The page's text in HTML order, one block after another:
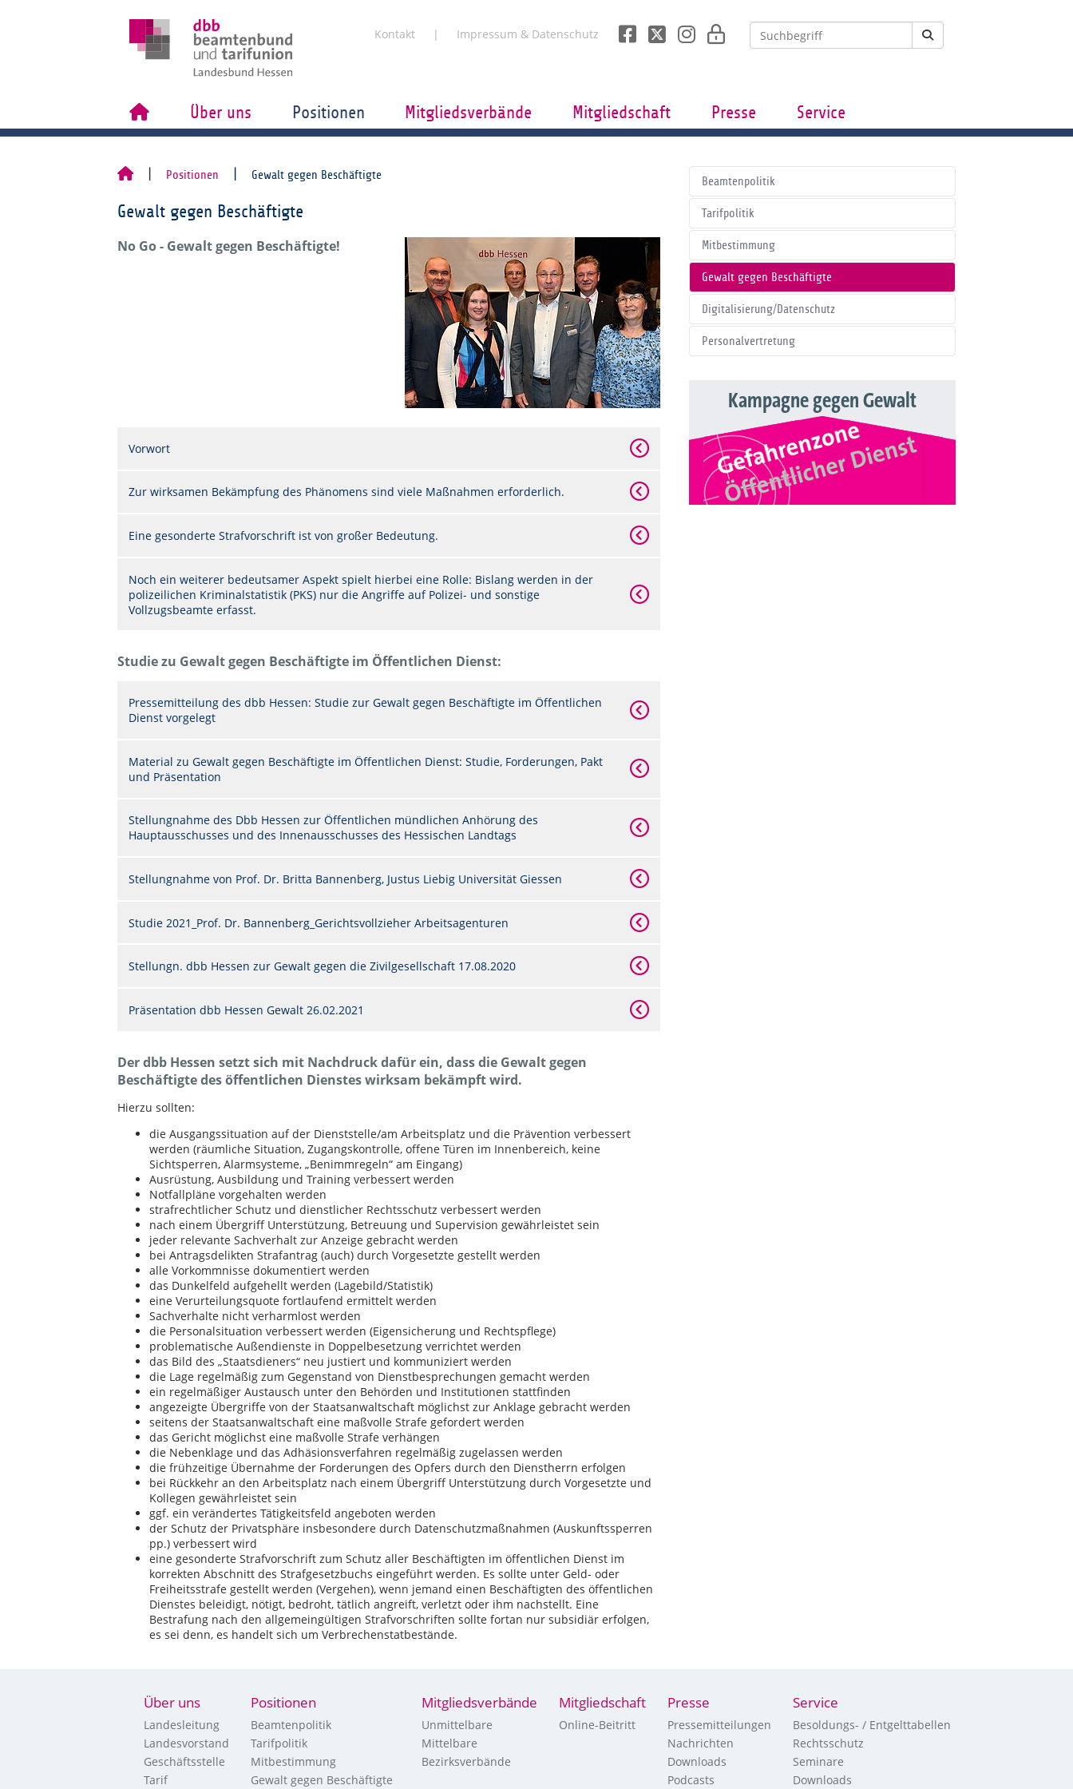
Kontakt Impressum & Datenschutz
Über uns Positionen Mitgliedsverbände Mitgliedschaft Presse Service
Positionen Gewalt gegen Beschäftigte
Gewalt gegen Beschäftigte
No Go - Gewalt gegen Beschäftigte!
Vorwort
Zur wirksamen Bekämpfung des Phänomens sind viele Maßnahmen erforderlich.
Eine gesonderte Strafvorschrift ist von großer Bedeutung.
Noch ein weiterer bedeutsamer Aspekt spielt hierbei eine Rolle: Bislang werden in der
polizeilichen Kriminalstatistik (PKS) nur die Angriffe auf Polizei- und sonstige
Vollzugsbeamte erfasst.
Studie zu Gewalt gegen Beschäftigte im Öffentlichen Dienst:
Pressemitteilung des dbb Hessen: Studie zur Gewalt gegen Beschäftigte im Öffentlichen
Dienst vorgelegt
Material zu Gewalt gegen Beschäftigte im Öffentlichen Dienst: Studie, Forderungen, Pakt
und Präsentation
Stellungnahme des Dbb Hessen zur Öffentlichen mündlichen Anhörung des
Hauptausschusses und des Innenausschusses des Hessischen Landtags
Stellungnahme von Prof. Dr. Britta Bannenberg, Justus Liebig Universität Giessen
Studie 2021_Prof. Dr. Bannenberg_Gerichtsvollzieher Arbeitsagenturen
Stellungn. dbb Hessen zur Gewalt gegen die Zivilgesellschaft 17.08.2020
Präsentation dbb Hessen Gewalt 26.02.2021
Der dbb Hessen setzt sich mit Nachdruck dafür ein, dass die Gewalt gegen
Beschäftigte des öffentlichen Dienstes wirksam bekämpft wird.
Hierzu sollten:
die Ausgangssituation auf der Dienststelle/am Arbeitsplatz und die Prävention verbessert
werden (räumliche Situation, Zugangskontrolle, offene Türen im Innenbereich, keine
Sichtsperren, Alarmsysteme, „Benimmregeln“ am Eingang)
Ausrüstung, Ausbildung und Training verbessert werden
Notfallpläne vorgehalten werden
strafrechtlicher Schutz und dienstlicher Rechtsschutz verbessert werden
nach einem Übergriff Unterstützung, Betreuung und Supervision gewährleistet sein
jeder relevante Sachverhalt zur Anzeige gebracht werden
bei Antragsdelikten Strafantrag (auch) durch Vorgesetzte gestellt werden
alle Vorkommnisse dokumentiert werden
das Dunkelfeld aufgehellt werden (Lagebild/Statistik)
eine Verurteilungsquote fortlaufend ermittelt werden
Sachverhalte nicht verharmlost werden
die Personalsituation verbessert werden (Eigensicherung und Rechtspflege)
problematische Außendienste in Doppelbesetzung verrichtet werden
das Bild des „Staatsdieners“ neu justiert und kommuniziert werden
die Lage regelmäßig zum Gegenstand von Dienstbesprechungen gemacht werden
ein regelmäßiger Austausch unter den Behörden und Institutionen stattfinden
angezeigte Übergriffe von der Staatsanwaltschaft möglichst zur Anklage gebracht werden
seitens der Staatsanwaltschaft eine maßvolle Strafe gefordert werden
das Gericht möglichst eine maßvolle Strafe verhängen
die Nebenklage und das Adhäsionsverfahren regelmäßig zugelassen werden
die frühzeitige Übernahme der Forderungen des Opfers durch den Dienstherrn erfolgen
bei Rückkehr an den Arbeitsplatz nach einem Übergriff Unterstützung durch Vorgesetzte und
Kollegen gewährleistet sein
ggf. ein verändertes Tätigkeitsfeld angeboten werden
der Schutz der Privatsphäre insbesondere durch Datenschutzmaßnahmen (Auskunftssperren
pp.) verbessert wird
eine gesonderte Strafvorschrift zum Schutz aller Beschäftigten im öffentlichen Dienst im
korrekten Abschnitt des Strafgesetzbuchs eingeführt werden. Es sollte unter Geld- oder
Freiheitsstrafe gestellt werden (Vergehen), wenn jemand einen Beschäftigten des öffentlichen
Dienstes beleidigt, nötigt, bedroht, tätlich angreift, verletzt oder ihm nachstellt. Eine
Bestrafung nach den allgemeingültigen Strafvorschriften sollte fortan nur subsidiär erfolgen,
es sei denn, es handelt sich um Verbrechenstatbestände.
Beamtenpolitik
Tarifpolitik
Mitbestimmung
Gewalt gegen Beschäftigte
Digitalisierung/Datenschutz
Personalvertretung
Kampagne gegen Gewalt
Über uns
Landesleitung
Landesvorstand
Geschäftsstelle
Tarif
Positionen
Beamtenpolitik
Tarifpolitik
Mitbestimmung
Gewalt gegen Beschäftigte
Mitgliedsverbände
Unmittelbare
Mittelbare
Bezirksverbände
Mitgliedschaft
Online-Beitritt
Presse
Pressemitteilungen
Nachrichten
Downloads
Podcasts
Service
Besoldungs- / Entgelttabellen
Rechtsschutz
Seminare
Downloads